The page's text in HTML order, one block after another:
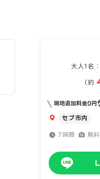
大人1名：
（約
現地追加料金0円
セブ市内
7時間
無